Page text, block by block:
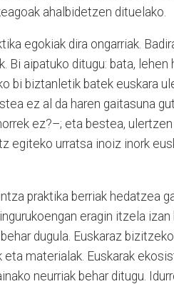
ahalbidetzen dituelako.
egokiak dira ongarriak.
Bi aipatuko ditugu: bata, lehen
bi biztanletik batek euskara
ez al da haren gaitasuna
ez?–; eta bestea,
egiteko urratsa inoiz inork
praktika berriak hedatzea
eragin itzela izan
dugula. Euskaraz
eta materialak. Euskarak
neurriak behar ditugu.